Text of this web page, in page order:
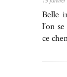
Belle
l’on
ce